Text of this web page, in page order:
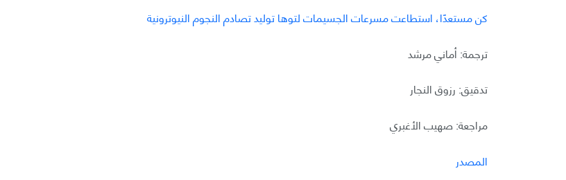
كن مستعدًا، استطاعت مسرعات الجسيمات لتوها توليد تصادم النجوم النيوترونية
ترجمة: أماني مرشد
تدقيق: رزوق النجار
مراجعة: صهيب الأغبري
المصدر